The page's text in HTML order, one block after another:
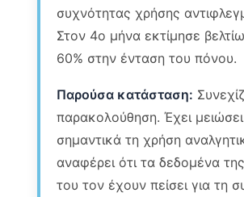
συχνότητας χρήσης
Στον 4ο μήνα εκτίμησε
60% στην ένταση του πόνου.
Παρούσα κατάσταση:
παρακολούθηση. Έχει μειώσει
σημαντικά τη χρήση
αναφέρει ότι τα δεδομένα
του τον έχουν πείσει για τη